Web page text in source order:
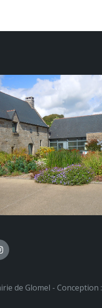
Instagram
de Glomel - Conception :